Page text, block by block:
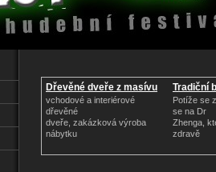
Dřevěné dveře z masívu
vchodové a interiérové
dřevěné
dveře, zakázková výroba
nábytku
Tradiční
Potíže se
se na Dr
Zhenga,
zdravě